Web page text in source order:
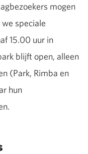
mogen
speciale
15.00 uur in
blijft open, alleen
(Park, Rimba en
hun